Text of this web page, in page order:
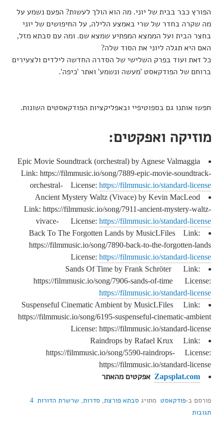
הפורץ כבר בבית של יוני. מה הוא הולך לעשות? הפעם נשמע על
מה שקרה בחדר של שרי באמצע הלילה, על החיפושים של יוני
בחצר הבית ועל הממצא המפתיע שמצא שם. ומה עם סבתא מזל,
האם היא תגלה ליוני את הסוד שלה?
כל זאת ועוד בפרק השלישי של הסדרה החדשה לילדים ולצעירים
ברוחם של הפודקאסט 'מעשה ונשמע' ואתר 'כיפה'.
חפשו אותנו גם בספוטיפיי ובאפליקציות הפודקאסטים השונות.
מוזיקה ואפקטים:
Epic Movie Soundtrack (orchestral) by Agnese Valmaggia
Link: https://filmmusic.io/song/7889-epic-movie-soundtrack-
orchestral- License: https://filmmusic.io/standard-license
Ancient Mystery Waltz (Vivace) by Kevin MacLeod
Link: https://filmmusic.io/song/7911-ancient-mystery-waltz-
vivace- License: https://filmmusic.io/standard-license
Back To The Forgotten Lands by MusicLFiles Link:
https://filmmusic.io/song/7890-back-to-the-forgotten-lands
License: https://filmmusic.io/standard-license
Sands Of Time by Frank Schröter Link:
https://filmmusic.io/song/7906-sands-of-time License:
https://filmmusic.io/standard-license
Suspenseful Cinematic Ambient by MusicLFiles Link:
https://filmmusic.io/song/6195-suspenseful-cinematic-ambient
License: https://filmmusic.io/standard-license
Raindrops by Rafael Krux Link:
https://filmmusic.io/song/5590-raindrops- License:
https://filmmusic.io/standard-license
Zapsplat.com אפקטים מהאתר
פורסם ב-פודקאסט מתויג סבתא פורצת, סדרות, שרשרת הדורות 4
תגובות